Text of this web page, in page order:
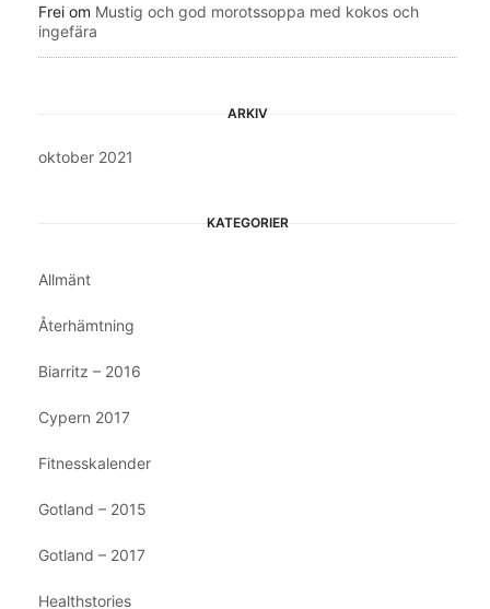
Frei om Mustig och god morotssoppa med kokos och
ingefära
ARKIV
oktober 2021
KATEGORIER
Allmänt
Återhämtning
Biarritz – 2016
Cypern 2017
Fitnesskalender
Gotland – 2015
Gotland – 2017
Healthstories